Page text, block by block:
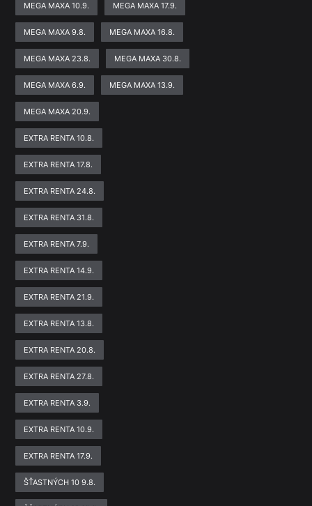
MEGA MAXA 10.9. MEGA MAXA 17.9.
MEGA MAXA 9.8. MEGA MAXA 16.8.
MEGA MAXA 23.8. MEGA MAXA 30.8.
MEGA MAXA 6.9. MEGA MAXA 13.9.
MEGA MAXA 20.9.
EXTRA RENTA 10.8.
EXTRA RENTA 17.8.
EXTRA RENTA 24.8.
EXTRA RENTA 31.8.
EXTRA RENTA 7.9.
EXTRA RENTA 14.9.
EXTRA RENTA 21.9.
EXTRA RENTA 13.8.
EXTRA RENTA 20.8.
EXTRA RENTA 27.8.
EXTRA RENTA 3.9.
EXTRA RENTA 10.9.
EXTRA RENTA 17.9.
ŠŤASTNÝCH 10 9.8.